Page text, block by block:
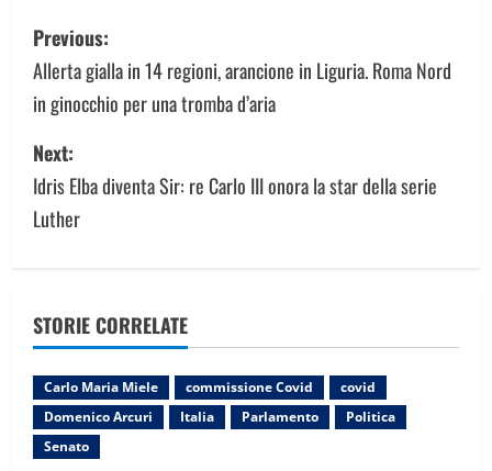
P
o
s
t
n
i
g
a
Previous:
Allerta gialla in 14 regioni, arancione in Liguria. Roma Nord
in ginocchio per una tromba d’aria
Next:
Idris Elba diventa Sir: re Carlo III onora la star della serie
Luther
STORIE CORRELATE
Carlo Maria Miele commissione Covid
covid
Domenico Arcuri
Italia Parlamento
Politica
Senato